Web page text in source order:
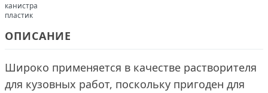
канистра
пластик
ОПИСАНИЕ
Широко применяется в качестве растворителя
для кузовных работ, поскольку пригоден для